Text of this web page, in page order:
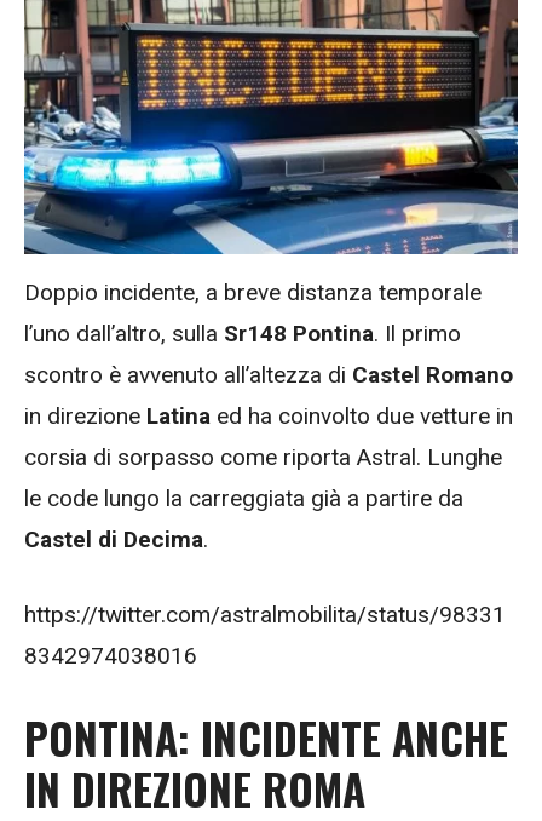
Doppio incidente, a breve distanza temporale
l’uno dall’altro, sulla Sr148 Pontina. Il primo
scontro è avvenuto all’altezza di Castel Romano
in direzione Latina ed ha coinvolto due vetture in
corsia di sorpasso come riporta Astral. Lunghe
le code lungo la carreggiata già a partire da
Castel di Decima.
https://twitter.com/astralmobilita/status/98331
8342974038016
PONTINA: INCIDENTE ANCHE
IN DIREZIONE ROMA